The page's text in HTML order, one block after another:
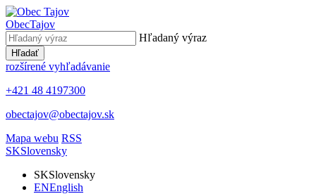
ObecTajov
Hľadaný výraz
Hľadať
rozšírené vyhľadávanie
+421 48 4197300
obectajov@obectajov.sk
Mapa webu RSS
SKSlovensky
SKSlovensky
ENEnglish